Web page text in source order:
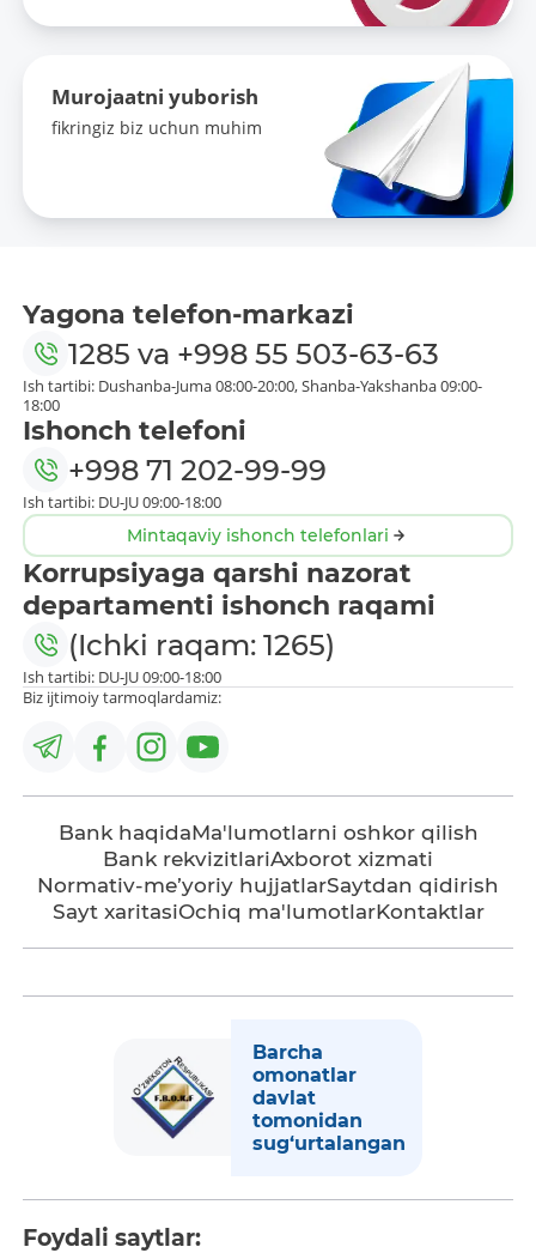
Murojaatni yuborish
fikringiz biz uchun muhim
Yagona telefon-markazi
1285 va +998 55 503-63-63
Ish tartibi: Dushanba-Juma 08:00-20:00, Shanba-Yakshanba 09:00-
18:00
Ishonch telefoni
+998 71 202-99-99
Ish tartibi: DU-JU 09:00-18:00
Mintaqaviy ishonch telefonlari
Korrupsiyaga qarshi nazorat
departamenti ishonch raqami
(Ichki raqam: 1265)
Ish tartibi: DU-JU 09:00-18:00
Biz ijtimoiy tarmoqlardamiz:
Bank haqidaMa'lumotlarni oshkor qilish
Bank rekvizitlariAxborot xizmati
Normativ-me’yoriy hujjatlarSaytdan qidirish
Sayt xaritasiOchiq ma'lumotlarKontaktlar
Barcha
omonatlar
davlat
tomonidan
sug‘urtalangan
Foydali saytlar: